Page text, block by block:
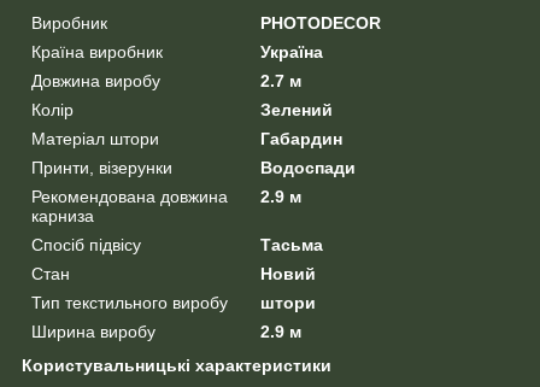
Виробник
PHOTODECOR
Країна виробник
Україна
Довжина виробу
2.7 м
Колір
Зелений
Матеріал штори
Габардин
Принти, візерунки
Водоспади
Рекомендована довжина
карниза
2.9 м
Спосіб підвісу
Тасьма
Стан
Новий
Тип текстильного виробу
штори
Ширина виробу
2.9 м
Користувальницькі характеристики